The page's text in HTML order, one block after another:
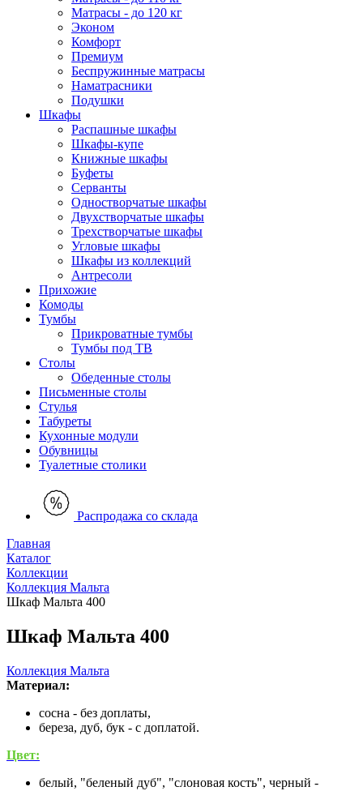
Матрасы - до 120 кг
Эконом
Комфорт
Премиум
Беспружинные матрасы
Наматрасники
Подушки
Шкафы
Распашные шкафы
Шкафы-купе
Книжные шкафы
Буфеты
Серванты
Одностворчатые шкафы
Двухстворчатые шкафы
Трехстворчатые шкафы
Угловые шкафы
Шкафы из коллекций
Антресоли
Прихожие
Комоды
Тумбы
Прикроватные тумбы
Тумбы под ТВ
Столы
Обеденные столы
Письменные столы
Стулья
Табуреты
Кухонные модули
Обувницы
Туалетные столики
Распродажа со склада
Главная
Каталог
Коллекции
Коллекция Мальта
Шкаф Мальта 400
Шкаф Мальта 400
Коллекция Мальта
Материал:
сосна - без доплаты,
береза, дуб, бук - с доплатой.
Цвет:
белый, "беленый дуб", "слоновая кость", черный -